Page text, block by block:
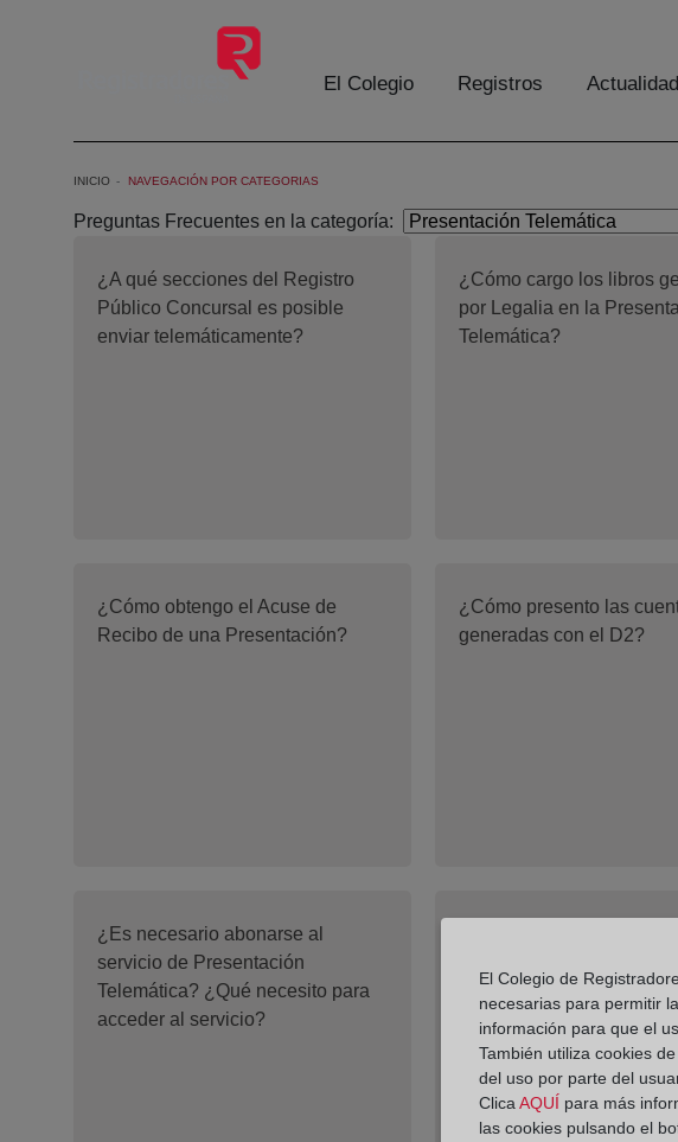
Saltar al contenido principal
El Colegio Registros Actualidad
INICIO NAVEGACIÓN POR CATEGORIAS
Preguntas Frecuentes en la categoría:
¿A qué secciones del Registro
Público Concursal es posible
enviar telemáticamente?
¿Cómo cargo los libros
por Legalia en la
Telemática?
¿Cómo obtengo el Acuse de
Recibo de una Presentación?
¿Cómo presento las
generadas con el D2?
¿Es necesario abonarse al
servicio de Presentación
Telemática? ¿Qué necesito para
acceder al servicio?
Certificado de
Cuentas?
El Colegio de
necesarias para permitir
información para que el
También utiliza cookies
del uso por parte del
ClicaAQUÍ para más
las cookies pulsando el